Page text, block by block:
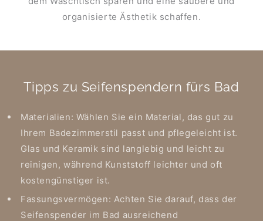
organisierte Ästhetik schaffen.
Tipps zu Seifenspendern fürs Bad
Materialien: Wählen Sie ein Material, das gut zu
Ihrem Badezimmerstil passt und pflegeleicht ist.
Glas und Keramik sind langlebig und leicht zu
reinigen, während Kunststoff leichter und oft
kostengünstiger ist.
Fassungsvermögen: Achten Sie darauf, dass der
Seifenspender im Bad ausreichend